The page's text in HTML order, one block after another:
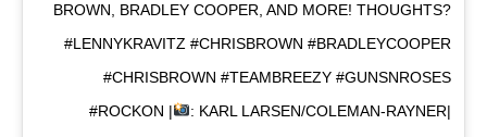
BROWN, BRADLEY COOPER, AND MORE! THOUGHTS?
#LENNYKRAVITZ #CHRISBROWN #BRADLEYCOOPER
#CHRISBROWN #TEAMBREEZY #GUNSNROSES
#ROCKON |
: KARL LARSEN/COLEMAN-RAYNER|